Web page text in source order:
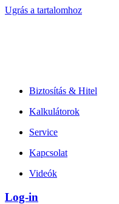
Ugrás a tartalomhoz
Biztosítás & Hitel
Kalkulátorok
Service
Kapcsolat
Videók
Log-in